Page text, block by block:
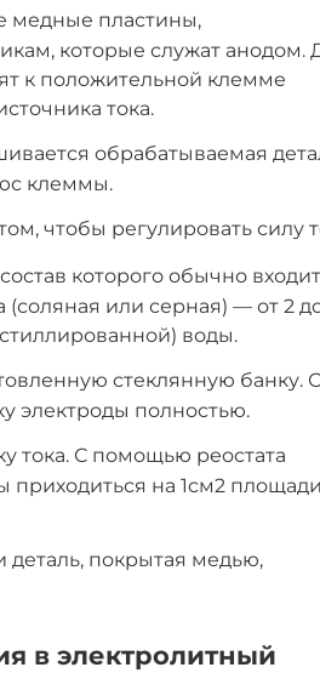
медные пластины,
которые служат анодом.
к положительной клемме
тока.
обрабатываемая
клеммы.
чтобы регулировать силу
которого обычно входит
или серная) — от 2
воды.
стеклянную банку.
электроды полностью.
тока. С помощью реостата
приходиться на 1см2 площади
деталь, покрытая медью,
в электролитный